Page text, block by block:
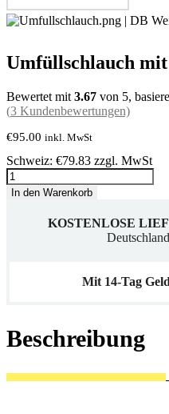
Umfüllschlauch
Bewertet mit 3.67 von 5,
(3 Kundenbewertungen)
€95.00 inkl. MwSt
Schweiz: €79.83 zzgl. MwSt
Umfüllschlauch
mit
Manometer
In den Warenkorb
KOSTENLOSE
Mit 14-Tag
Beschreibung